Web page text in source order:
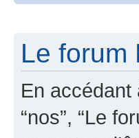
Le forum
En accédant
“nos”, “Le